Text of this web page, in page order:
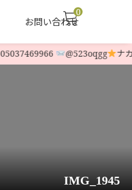
お問い合わせ
0
@523oqgg ナカム
IMG_1945